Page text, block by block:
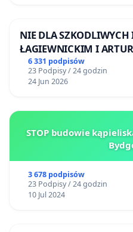
NIE DLA SZKODLIWYCH
ŁAGIEWNICKIM I
6 331 podpisów
23 Podpisy / 24 godzin
24 Jun 2026
STOP budowie
3 678 podpisów
23 Podpisy / 24 godzin
10 Jul 2024